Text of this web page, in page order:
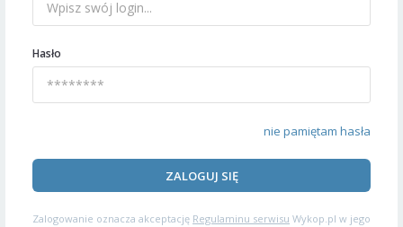
Hasło
nie pamiętam hasła
ZALOGUJ SIĘ
Zalogowanie oznacza akceptację Regulaminu serwisu Wykop.pl w jego